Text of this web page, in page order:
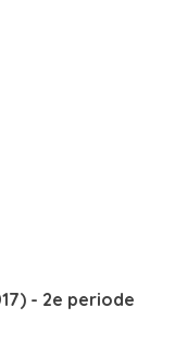
- 2e periode